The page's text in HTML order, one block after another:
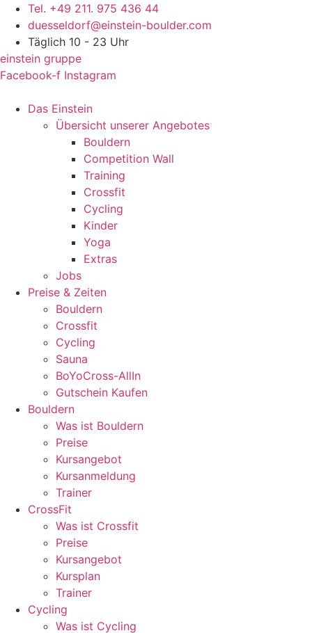
Skip
content
Tel. +49 211. 975 436 44
duesseldorf@einstein-boulder.com
Täglich 10 - 23 Uhr
einstein gruppe
Facebook-f Instagram
Das Einstein
Übersicht unserer Angebotes
Bouldern
Competition Wall
Training
Crossfit
Cycling
Kinder
Yoga
Extras
Jobs
Preise & Zeiten
Bouldern
Crossfit
Cycling
Sauna
BoYoCross-AllIn
Gutschein Kaufen
Bouldern
Was ist Bouldern
Preise
Kursangebot
Kursanmeldung
Trainer
CrossFit
Was ist Crossfit
Preise
Kursangebot
Kursplan
Trainer
Cycling
Was ist Cycling